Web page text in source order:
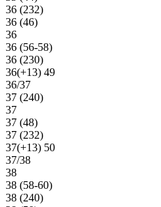
36 (232)
36 (46)
36
36 (56-58)
36 (230)
36(+13) 49
36/37
37 (240)
37
37 (48)
37 (232)
37(+13) 50
37/38
38
38 (58-60)
38 (240)